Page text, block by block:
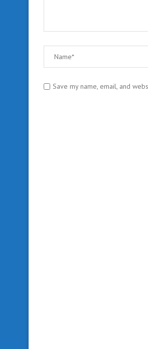
Save my name, email, and